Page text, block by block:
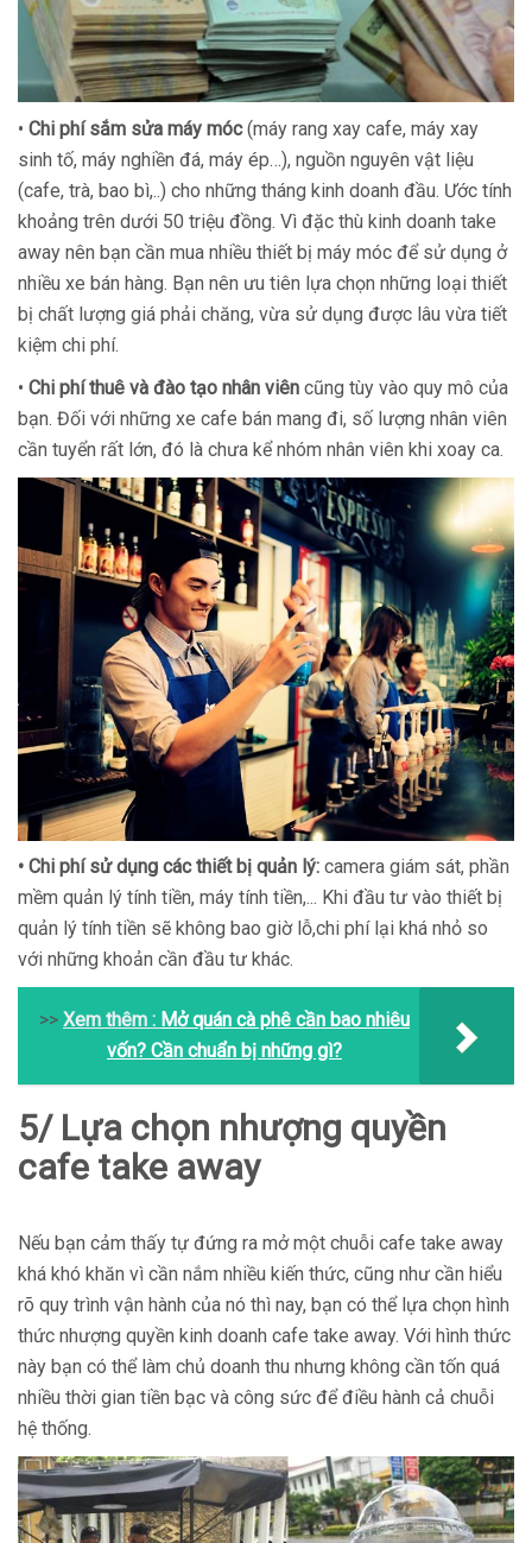
• Chi phí sắm sửa máy móc(máy rang xay cafe, máy xay
sinh tố, máy nghiền đá, máy ép…), nguồn nguyên vật liệu
(cafe, trà, bao bì,..) cho những tháng kinh doanh đầu. Ước tính
khoảng trên dưới 50 triệu đồng. Vì đặc thù kinh doanh take
away nên bạn cần mua nhiều thiết bị máy móc để sử dụng ở
nhiều xe bán hàng. Bạn nên ưu tiên lựa chọn những loại thiết
bị chất lượng giá phải chăng, vừa sử dụng được lâu vừa tiết
kiệm chi phí.
• Chi phí thuê và đào tạo nhân viên cũng tùy vào quy mô của
bạn. Đối với những xe cafe bán mang đi, số lượng nhân viên
cần tuyển rất lớn, đó là chưa kể nhóm nhân viên khi xoay ca.
• Chi phí sử dụng các thiết bị quản lý: camera giám sát, phần
mềm quản lý tính tiền, máy tính tiền,... Khi đầu tư vào thiết bị
quản lý tính tiền sẽ không bao giờ lỗ,chi phí lại khá nhỏ so
với những khoản cần đầu tư khác.
>> Xem thêm : Mở quán cà phê cần bao nhiêu
vốn? Cần chuẩn bị những gì?
5/ Lựa chọn nhượng quyền
cafe take away
Nếu bạn cảm thấy tự đứng ra mở một chuỗi cafe take away
khá khó khăn vì cần nắm nhiều kiến thức, cũng như cần hiểu
rõ quy trình vận hành của nó thì nay, bạn có thể lựa chọn hình
thức nhượng quyền kinh doanh cafe take away. Với hình thức
này bạn có thể làm chủ doanh thu nhưng không cần tốn quá
nhiều thời gian tiền bạc và công sức để điều hành cả chuỗi
hệ thống.